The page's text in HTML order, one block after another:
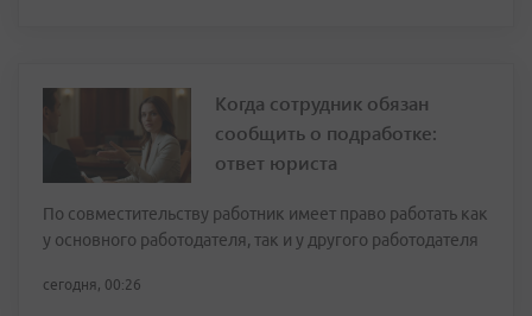
Когда сотрудник обязан
сообщить о подработке:
ответ юриста
По совместительству работник имеет право работать как
у основного работодателя, так и у другого работодателя
сегодня, 00:26